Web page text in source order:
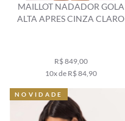
MAILLOT NADADOR GOLA
ALTA APRES CINZA CLARO
R$ 849,00
10x de R$ 84,90
NOVIDADE